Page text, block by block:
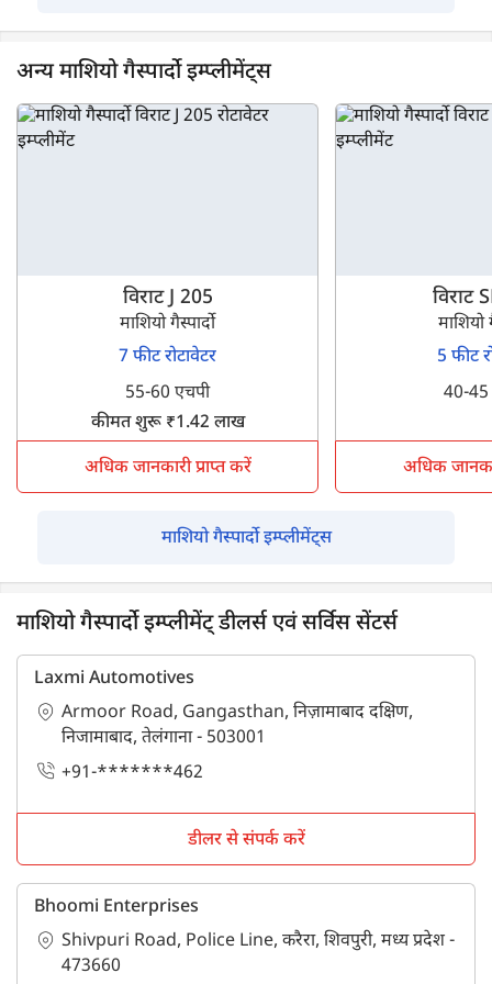
अन्य माशियो गैस्पार्दो इम्प्लीमेंट्स
विराट J 205
माशियो गैस्पार्दो
7 फीट रोटावेटर
55-60 एचपी
कीमत शुरू ₹1.42 लाख
अधिक जानकारी प्राप्त करें
विराट
माशियो
5 फीट
40-45
अधिक
माशियो गैस्पार्दो इम्प्लीमेंट्स
माशियो गैस्पार्दो इम्प्लीमेंट् डीलर्स एवं सर्विस सेंटर्स
Laxmi Automotives
Armoor Road, Gangasthan, निज़ामाबाद दक्षिण,
निजामाबाद, तेलंगाना - 503001
+91-*******462
डीलर से संपर्क करें
Bhoomi Enterprises
Shivpuri Road, Police Line, करैरा, शिवपुरी, मध्य प्रदेश -
473660